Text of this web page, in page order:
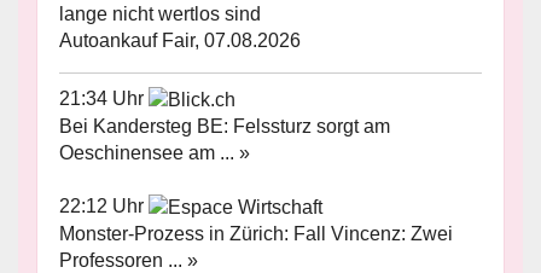
lange nicht wertlos sind
Autoankauf Fair, 07.08.2026
21:34 Uhr
Bei Kandersteg BE: Felssturz sorgt am
Oeschinensee am ... »
22:12 Uhr
Monster-Prozess in Zürich: Fall Vincenz: Zwei
Professoren ... »